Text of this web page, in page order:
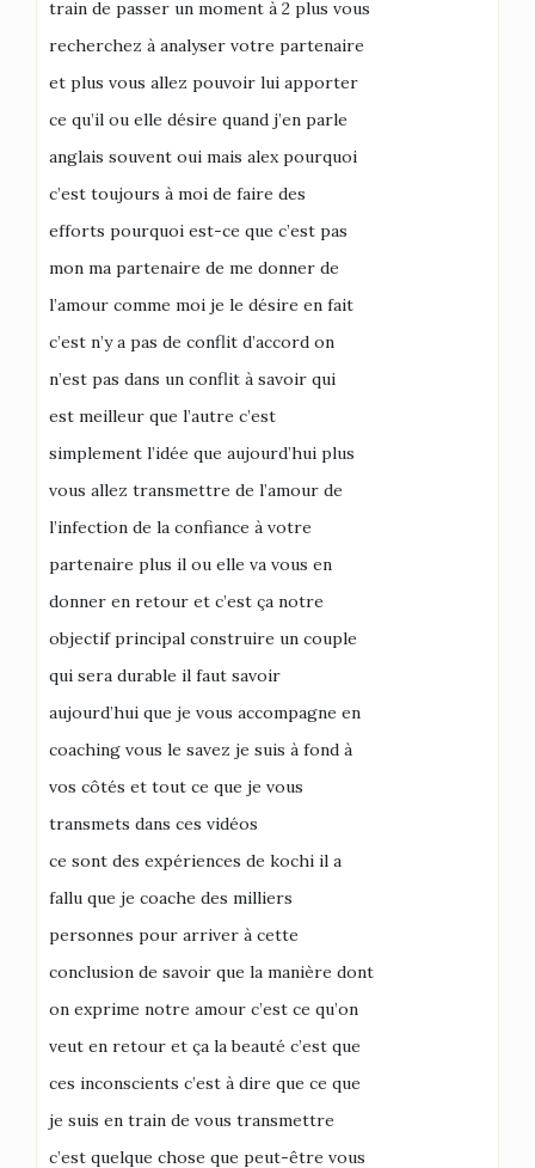
train de passer un moment à 2 plus vous
recherchez à analyser votre partenaire
et plus vous allez pouvoir lui apporter
ce qu’il ou elle désire quand j’en parle
anglais souvent oui mais alex pourquoi
c’est toujours à moi de faire des
efforts pourquoi est-ce que c’est pas
mon ma partenaire de me donner de
l’amour comme moi je le désire en fait
c’est n’y a pas de conflit d’accord on
n’est pas dans un conflit à savoir qui
est meilleur que l’autre c’est
simplement l’idée que aujourd’hui plus
vous allez transmettre de l’amour de
l’infection de la confiance à votre
partenaire plus il ou elle va vous en
donner en retour et c’est ça notre
objectif principal construire un couple
qui sera durable il faut savoir
aujourd’hui que je vous accompagne en
coaching vous le savez je suis à fond à
vos côtés et tout ce que je vous
transmets dans ces vidéos
ce sont des expériences de kochi il a
fallu que je coache des milliers
personnes pour arriver à cette
conclusion de savoir que la manière dont
on exprime notre amour c’est ce qu’on
veut en retour et ça la beauté c’est que
ces inconscients c’est à dire que ce que
je suis en train de vous transmettre
c’est quelque chose que peut-être vous